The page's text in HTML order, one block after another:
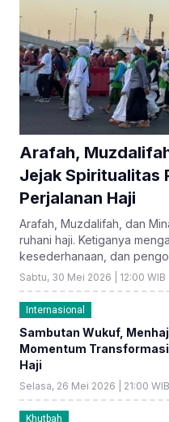
Arafah,
Jejak Spiritualitas
Perjalanan Haji
Arafah, Muzdalifah, dan
ruhani haji. Ketiganya
kesederhanaan, dan
Sabtu, 30 Mei 2026 | 12:00 WIB
Internasional
Sambutan Wukuf,
Momentum
Haji
Selasa, 26 Mei 2026 | 21:00 WIB
Khutbah